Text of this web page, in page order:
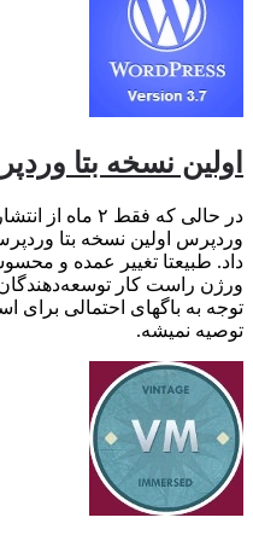
اولین نسخه بتا وردپرس ۳.۷
داد. طبیعتا تغییر عمده و
ورژن راست کار
توجه به باگهای احتمالی برای
توصیه نمیشه.